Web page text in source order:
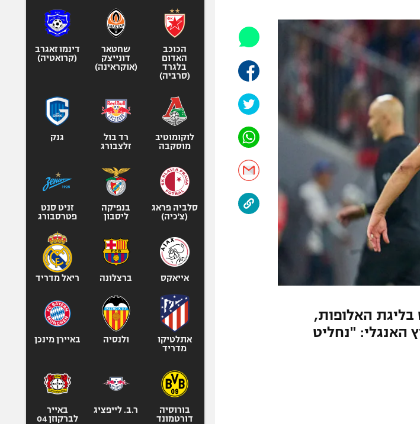
אופניים
ספורט מוטורי
כדורמים
פוטבול אמריקאי NFL
ספורט אתגרי
ואקסטרים
אומנויות לחימה
בליגת האלופות,
האנגלי: "נחליט
הכוכב
האדום
בלגרד
(סרביה)
שחטאר
דונייצק
(אוקראינה)
דינמו זאגרב
(קרואטיה)
לוקומוטיב
מוסקבה
רד בול
זלצבורג
גנק
סלביה פראג
(צ'כיה)
בנפיקה
ליסבון
זניט סנט
פטרסבורג
אייאקס ברצלונה ריאל מדריד
אתלטיקו
מדריד
ולנסיה באיירן מינכן
בורוסיה
דורטמונד
ר.ב. לייפציג
באייר
לברקוזן 04